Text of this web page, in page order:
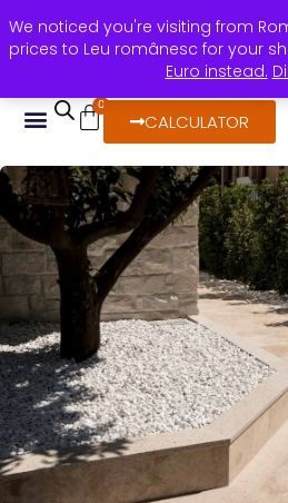
+40 736 388 206
Calea Stan Vidrighin, nr. 24
0
CALCULATOR
We noticed you're visiting from
prices to Leu românesc for your
Euro instead.